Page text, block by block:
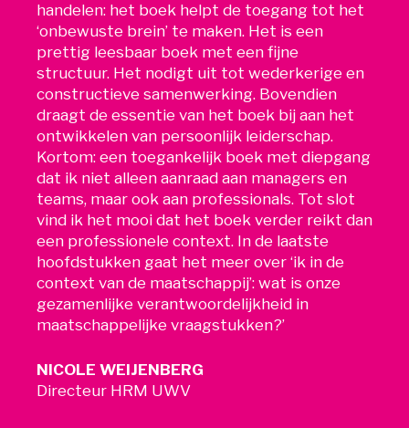
handelen: het boek helpt de toegang tot het
‘onbewuste brein’ te maken. Het is een
prettig leesbaar boek met een fijne
structuur. Het nodigt uit tot wederkerige en
constructieve samenwerking. Bovendien
draagt de essentie van het boek bij aan het
ontwikkelen van persoonlijk leiderschap.
Kortom: een toegankelijk boek met diepgang
dat ik niet alleen aanraad aan managers en
teams, maar ook aan professionals. Tot slot
vind ik het mooi dat het boek verder reikt dan
een professionele context. In de laatste
hoofdstukken gaat het meer over ‘ik in de
context van de maatschappij’: wat is onze
gezamenlijke verantwoordelijkheid in
maatschappelijke vraagstukken?’
NICOLE WEIJENBERG
Directeur HRM UWV